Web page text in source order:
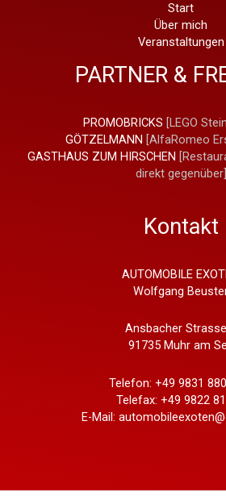
Start
Über mich
Veranstaltungen
PARTNER &
PROMOBRICKS [LEGO
GÖTZELMANN [AlfaRomeo
GASTHAUS ZUM HIRSCHEN
direkt gegenüber]
Kontakt
AUTOMOBILE
Wolfgang
Ansbacher
91735 Muhr am
Telefon: +49 9831
Telefax: +49 9822
E-Mail: